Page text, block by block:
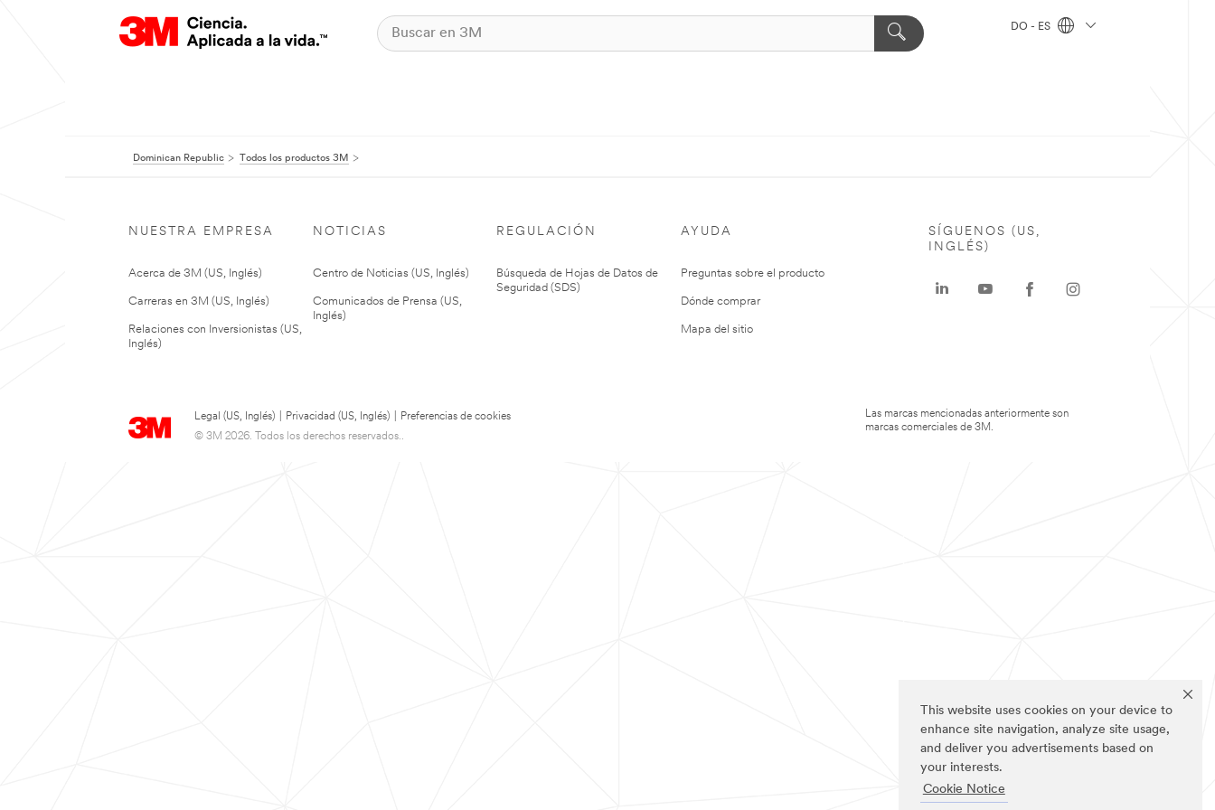
This website uses cookies on your device to
enhance site navigation, analyze site usage,
and deliver you advertisements based on
your interests.
Cookie Notice
DO - ES
Dominican Republic Todos los productos 3M
NUESTRA EMPRESA
Acerca de 3M (US, Inglés)
Carreras en 3M (US, Inglés)
Relaciones con Inversionistas (US,
Inglés)
NOTICIAS
Centro de Noticias (US, Inglés)
Comunicados de Prensa (US,
Inglés)
REGULACIÓN
Búsqueda de Hojas de Datos de
Seguridad (SDS)
AYUDA
Preguntas sobre el producto
Dónde comprar
Mapa del sitio
Legal (US, Inglés) Privacidad (US, Inglés)
Preferencias de cookies
© 3M 2026. Todos los derechos reservados..
SÍGUENOS (US,
INGLÉS)
Las marcas mencionadas anteriormente son
marcas comerciales de 3M.